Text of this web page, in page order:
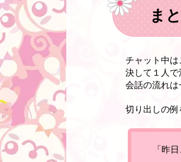
ま
チャット中は
決して１人で
会話の流れは
切り出しの例
「昨